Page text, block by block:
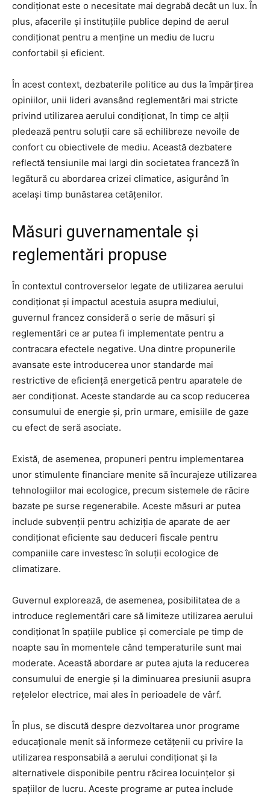
condiționat este o necesitate mai degrabă decât un lux. În
plus, afacerile și instituțiile publice depind de aerul
condiționat pentru a menține un mediu de lucru
confortabil și eficient.
În acest context, dezbaterile politice au dus la împărțirea
opiniilor, unii lideri avansând reglementări mai stricte
privind utilizarea aerului condiționat, în timp ce alții
pledează pentru soluții care să echilibreze nevoile de
confort cu obiectivele de mediu. Această dezbatere
reflectă tensiunile mai largi din societatea franceză în
legătură cu abordarea crizei climatice, asigurând în
același timp bunăstarea cetățenilor.
Măsuri guvernamentale și
reglementări propuse
În contextul controverselor legate de utilizarea aerului
condiționat și impactul acestuia asupra mediului,
guvernul francez consideră o serie de măsuri și
reglementări ce ar putea fi implementate pentru a
contracara efectele negative. Una dintre propunerile
avansate este introducerea unor standarde mai
restrictive de eficiență energetică pentru aparatele de
aer condiționat. Aceste standarde au ca scop reducerea
consumului de energie și, prin urmare, emisiile de gaze
cu efect de seră asociate.
Există, de asemenea, propuneri pentru implementarea
unor stimulente financiare menite să încurajeze utilizarea
tehnologiilor mai ecologice, precum sistemele de răcire
bazate pe surse regenerabile. Aceste măsuri ar putea
include subvenții pentru achiziția de aparate de aer
condiționat eficiente sau deduceri fiscale pentru
companiile care investesc în soluții ecologice de
climatizare.
Guvernul explorează, de asemenea, posibilitatea de a
introduce reglementări care să limiteze utilizarea aerului
condiționat în spațiile publice și comerciale pe timp de
noapte sau în momentele când temperaturile sunt mai
moderate. Această abordare ar putea ajuta la reducerea
consumului de energie și la diminuarea presiunii asupra
rețelelor electrice, mai ales în perioadele de vârf.
În plus, se discută despre dezvoltarea unor programe
educaționale menit să informeze cetățenii cu privire la
utilizarea responsabilă a aerului condiționat și la
alternativele disponibile pentru răcirea locuințelor și
spațiilor de lucru. Aceste programe ar putea include